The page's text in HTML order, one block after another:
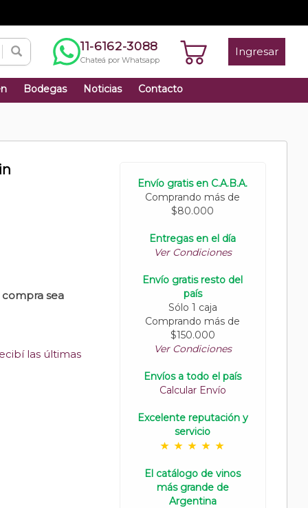
11-6162-3088
Chateá por Whatsapp
Ingresar
Bodegas Noticias Contacto
sea
las últimas
Envío gratis en C.A.B.A.
Comprando más de
$80.000
Entregas en el día
Ver Condiciones
Envío gratis resto del
país
Sólo 1 caja
Comprando más de
$150.000
Ver Condiciones
Envíos a todo el país
Calcular Envío
Excelente reputación y
servicio
El catálogo de vinos
más grande de
Argentina